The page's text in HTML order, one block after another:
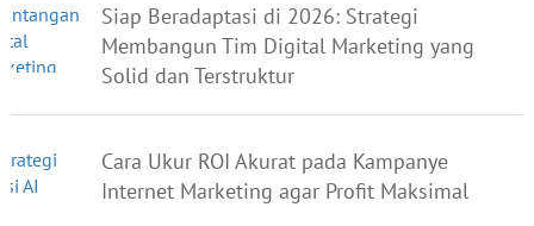
Siap Beradaptasi di 2026: Strategi
Membangun Tim Digital Marketing yang
Solid dan Terstruktur
Cara Ukur ROI Akurat pada Kampanye
Internet Marketing agar Profit Maksimal